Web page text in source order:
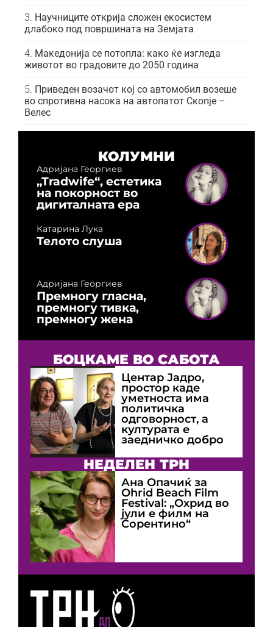
Научниците открија сложен екосистем
длабоко под површината на Земјата
Македонија се потопла: како ќе изгледа
животот во градовите до 2050 година
Приведен возачот кој со автомобил возеше
во спротивна насока на автопатот Скопје –
Велес
КОЛУМНИ
Адријана Георгиев
„Tradwife“, естетика
на покорност во
дигиталната ера
Катарина Лука
Телото слуша
Адријана Георгиев
Премногу гласна,
премногу тивка,
премногу жена
БОЦКАМЕ ВО САБОТА
Центар Јадро,
простор каде
уметноста има
политичка
одговорност, а
културата е
заедничко добро
НЕДЕЛЕН ТРН
Ана Опачиќ за
Оhrid Beach Film
Festival: „Охрид во
јули е филм на
Сорентино“